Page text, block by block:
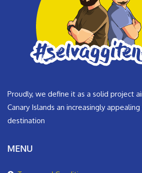
Proudly, we define it as a solid project
Canary Islands an increasingly
destination
MENU